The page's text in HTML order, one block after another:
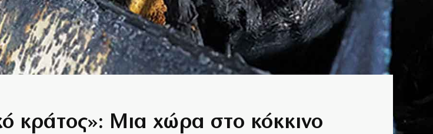
κράτος»: Mια χώρα στο κόκκινο